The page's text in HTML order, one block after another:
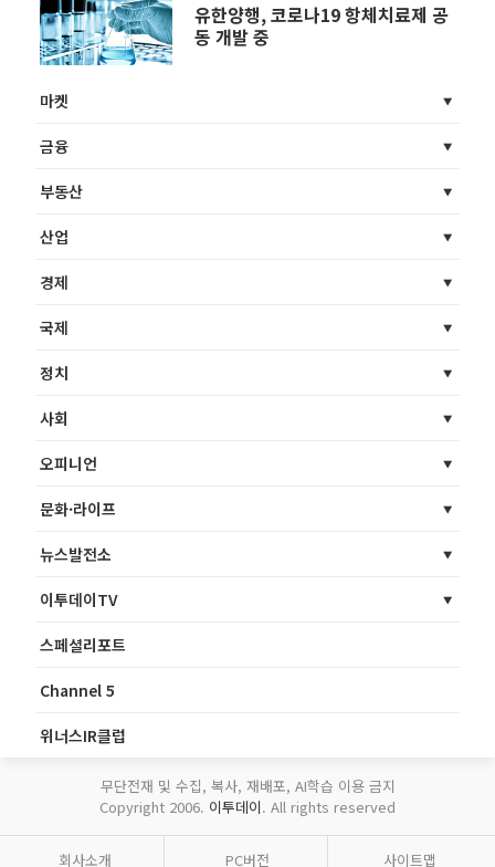
유한양행, 코로나19 항체치료제 공
동 개발 중
마켓
금융
부동산
산업
경제
국제
정치
사회
오피니언
문화·라이프
뉴스발전소
이투데이TV
스페셜리포트
Channel 5
위너스IR클럽
무단전재 및 수집, 복사, 재배포, AI학습 이용 금지
Copyright 2006. 이투데이. All rights reserved
회사소개 PC버전 사이트맵